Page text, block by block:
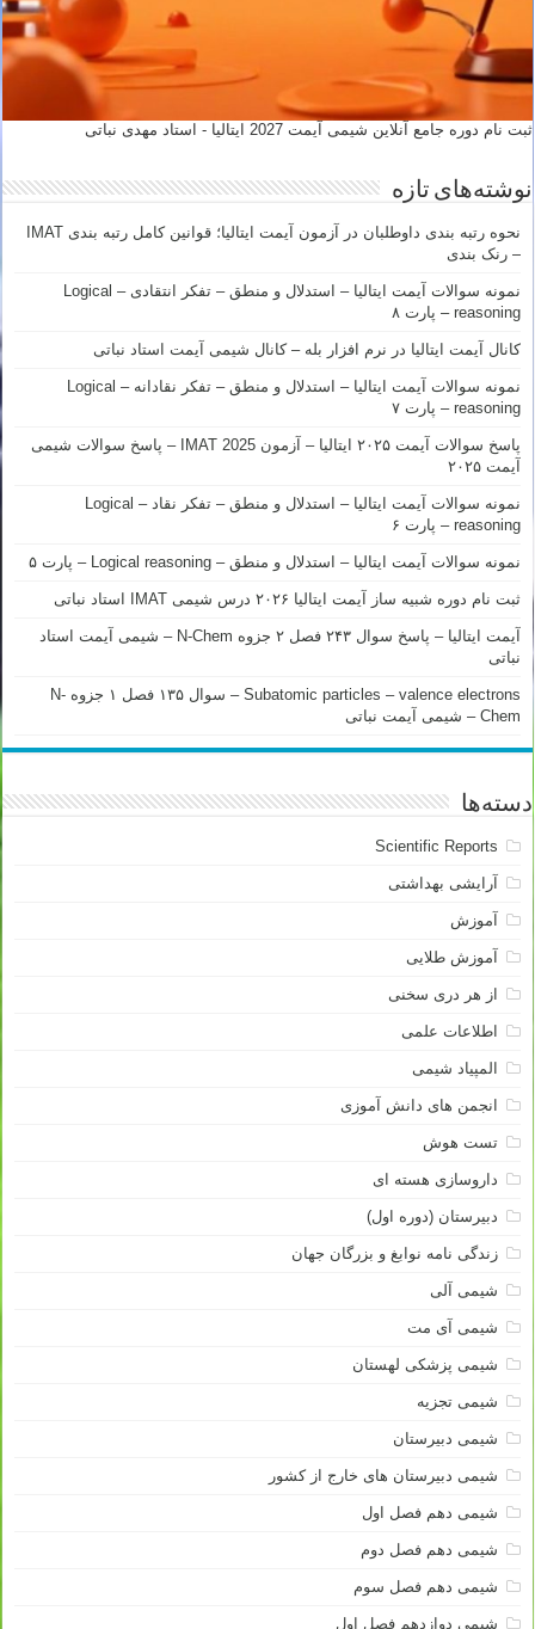
ثبت نام دوره جامع آنلاین شیمی آیمت 2027 ایتالیا - استاد مهدی نباتی
نوشته‌های تازه
نحوه رتبه بندی داوطلبان در آزمون آیمت ایتالیا؛ قوانین کامل رتبه بندی IMAT
– رنک بندی
نمونه سوالات آیمت ایتالیا – استدلال و منطق – تفکر انتقادی – Logical
reasoning – پارت ۸
کانال آیمت ایتالیا در نرم افزار بله – کانال شیمی آیمت استاد نباتی
نمونه سوالات آیمت ایتالیا – استدلال و منطق – تفکر نقادانه – Logical
reasoning – پارت ۷
پاسخ سوالات آیمت ۲۰۲۵ ایتالیا – آزمون IMAT 2025 – پاسخ سوالات شیمی
آیمت ۲۰۲۵
نمونه سوالات آیمت ایتالیا – استدلال و منطق – تفکر نقاد – Logical
reasoning – پارت ۶
نمونه سوالات آیمت ایتالیا – استدلال و منطق – Logical reasoning – پارت ۵
ثبت نام دوره شبیه ساز آیمت ایتالیا ۲۰۲۶ درس شیمی IMAT استاد نباتی
آیمت ایتالیا – پاسخ سوال ۲۴۳ فصل ۲ جزوه N-Chem – شیمی آیمت استاد
نباتی
Subatomic particles – valence electrons – سوال ۱۳۵ فصل ۱ جزوه N-
Chem – شیمی آیمت نباتی
دسته‌ها
Scientific Reports
آرایشی بهداشتی
آموزش
آموزش طلایی
از هر دری سخنی
اطلاعات علمی
المپیاد شیمی
انجمن های دانش آموزی
تست هوش
داروسازی هسته ای
دبیرستان (دوره اول)
زندگی نامه نوابغ و بزرگان جهان
شیمی آلی
شیمی آی مت
شیمی پزشکی لهستان
شیمی تجزیه
شیمی دبیرستان
شیمی دبیرستان های خارج از کشور
شیمی دهم فصل اول
شیمی دهم فصل دوم
شیمی دهم فصل سوم
شیمی دوازدهم فصل اول